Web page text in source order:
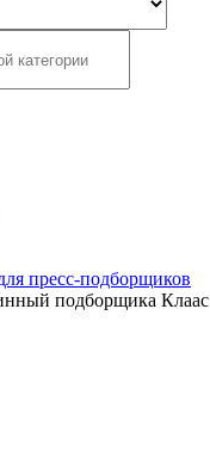
пресс-подборщиков
подборщика Клаас